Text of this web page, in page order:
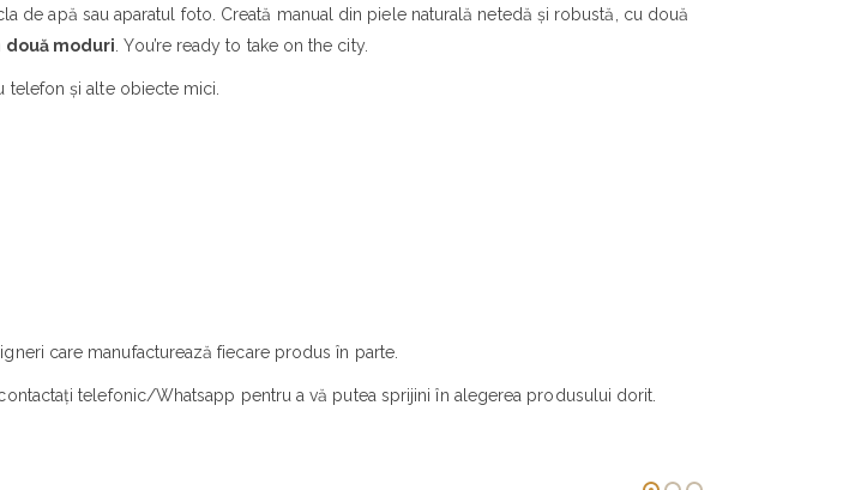
de apă sau aparatul foto. Creată manual din piele naturală netedă și robustă, cu două
moduri. You’re ready to take on the city.
telefon și alte obiecte mici.
care manufacturează fiecare produs în parte.
telefonic/Whatsapp pentru a vă putea sprijini în alegerea produsului dorit.